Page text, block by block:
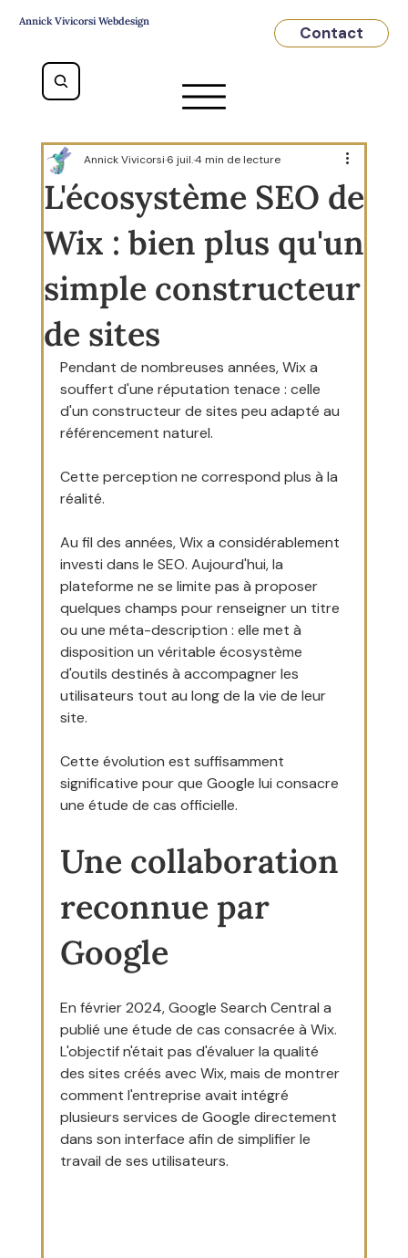
Annick Vivicorsi Webdesign
Contact
L'écosystème SEO de
Wix : bien plus qu'un
simple constructeur
de sites
Annick Vivicorsi6 juil.4 min de lecture
Pendant de nombreuses années, Wix a
souffert d'une réputation tenace : celle
d'un constructeur de sites peu adapté au
référencement naturel.
Cette perception ne correspond plus à la
réalité.
Au fil des années, Wix a considérablement
investi dans le SEO. Aujourd'hui, la
plateforme ne se limite pas à proposer
quelques champs pour renseigner un titre
ou une méta-description : elle met à
disposition un véritable écosystème
d'outils destinés à accompagner les
utilisateurs tout au long de la vie de leur
site.
Cette évolution est suffisamment
significative pour que Google lui consacre
une étude de cas officielle.
Une collaboration
reconnue par
Google
En février 2024, Google Search Central a
publié une étude de cas consacrée à Wix.
L'objectif n'était pas d'évaluer la qualité
des sites créés avec Wix, mais de montrer
comment l'entreprise avait intégré
plusieurs services de Google directement
dans son interface afin de simplifier le
travail de ses utilisateurs.